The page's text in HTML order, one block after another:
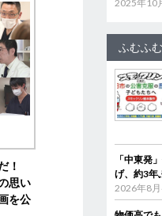
！
思い
を公
2025年10
ふむふむ
「中東発
げ、約3年
2026年8月